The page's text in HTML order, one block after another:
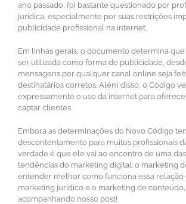
ano passado, foi bastante questionado por
jurídica, especialmente por suas restrições
publicidade profissional na internet.
Em linhas gerais, o documento determina
ser utilizada como forma de publicidade,
mensagens por qualquer canal online seja
destinatários corretos. Além disso, o Código
expressamente o uso da internet para
captar clientes.
Embora as determinações do Novo Código
descontentamento para muitos profissionais
verdade é que ele vai ao encontro de uma
tendências do marketing digital: o marketing
entender melhor como funciona essa relação
marketing jurídico e o marketing de
acompanhando nosso post!